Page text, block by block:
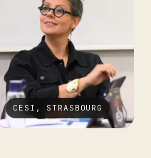
CESI, STRASBOURG